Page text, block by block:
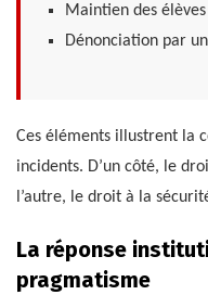
Maintien des
Dénonciation par
Ces éléments illustrent la
incidents. D’un côté, le
l’autre, le droit à la
La réponse
pragmatisme